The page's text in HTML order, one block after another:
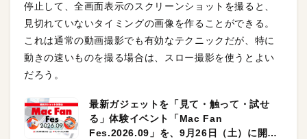
停止して、全画面表示のスクリーンショットを撮ると、
見切れていないタイミングの画像を作ることができる。
これは通常の動画撮影でも有効なテクニックだが、特に
動きの速いものを撮る場合は、スロー撮影を使うとよい
だろう。
最新ガジェットを「見て・触って・試せ
る」体験イベント「Mac Fan
Fes.2026.09」を、9月26日（土）に開催